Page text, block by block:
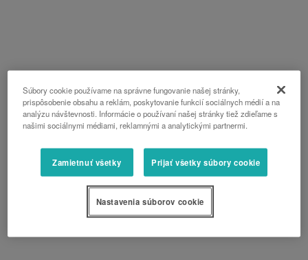
Súbory cookie používame na správne fungovanie našej stránky,
prispôsobenie obsahu a reklám, poskytovanie funkcií sociálnych médií a na
analýzu návštevnosti. Informácie o používaní našej stránky tiež zdieľame s
našimi sociálnymi médiami, reklamnými a analytickými partnermi.
Zamietnuť všetky Prijať všetky súbory cookie
Nastavenia súborov cookie